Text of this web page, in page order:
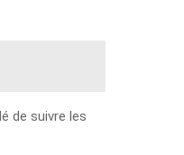
de suivre les